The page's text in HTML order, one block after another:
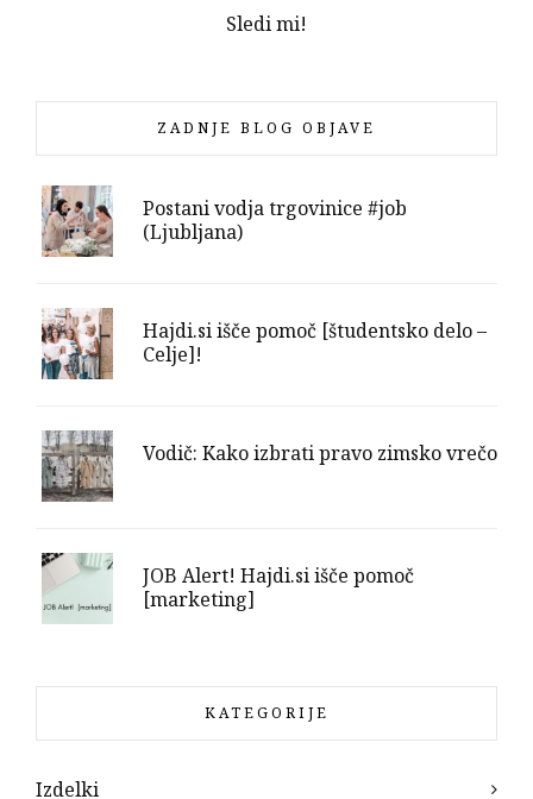
Sledi mi!
ZADNJE BLOG OBJAVE
Postani vodja trgovinice #job
(Ljubljana)
Hajdi.si išče pomoč [študentsko delo –
Celje]!
Vodič: Kako izbrati pravo zimsko vrečo
JOB Alert! Hajdi.si išče pomoč
[marketing]
KATEGORIJE
Izdelki